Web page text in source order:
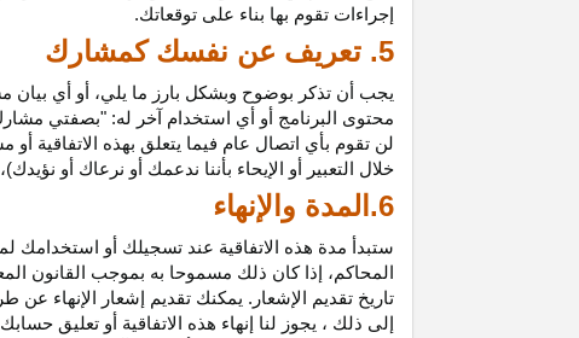
إجراءات تقوم بها بناء على توقعاتك.
5. تعريف عن نفسك كمشارك
يجب أن تذكر بوضوح وبشكل بارز ما يلي، أو أي
محتوى البرنامج أو أي استخدام آخر له: "بصفتي
لن تقوم بأي اتصال عام فيما يتعلق بهذه
خلال التعبير أو الإيحاء بأننا ندعمك أو نرعاك أو
6.المدة والإنهاء
ستبدأ مدة هذه الاتفاقية عند تسجيلك أو استخدامك
المحاكم، إذا كان ذلك مسموحا به بموجب القانون
تاريخ تقديم الإشعار. يمكنك تقديم إشعار الإنهاء
إلى ذلك ، يجوز لنا إنهاء هذه الاتفاقية أو تعليق